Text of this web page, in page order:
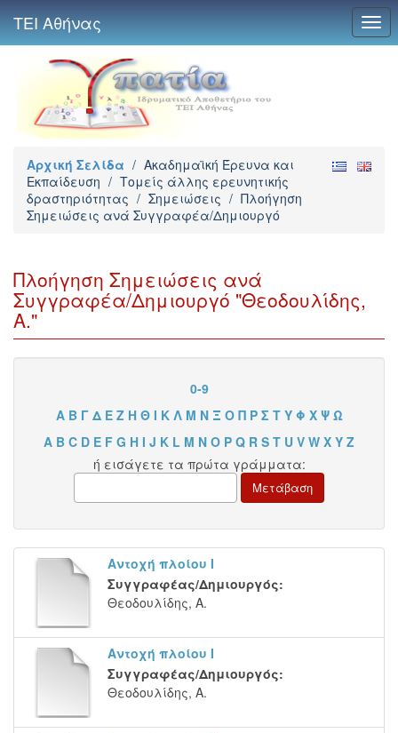
ΤΕΙ Αθήνας
Αρχική Σελίδα / Ακαδημαϊκή Έρευνα και
Εκπαίδευση / Τομείς άλλης ερευνητικής
δραστηριότητας / Σημειώσεις / Πλοήγηση
Σημειώσεις ανά Συγγραφέα/Δημιουργό
Πλοήγηση Σημειώσεις ανά
Συγγραφέα/Δημιουργό "Θεοδουλίδης,
Α."
0-9
Α Β Γ Δ Ε Ζ Η Θ Ι Κ Λ Μ Ν Ξ Ο Π Ρ Σ Τ Υ Φ Χ Ψ Ω
A B C D E F G H I J K L M N O P Q R S T U V W X Y Z
ή εισάγετε τα πρώτα γράμματα:
Αντοχή πλοίου Ι
Συγγραφέας/Δημιουργός:
Θεοδουλίδης, Α.
Αντοχή πλοίου Ι
Συγγραφέας/Δημιουργός:
Θεοδουλίδης, Α.